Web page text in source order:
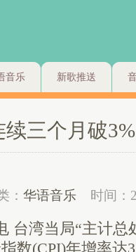
音乐 新歌推送
三个月破
： 华语音乐 时间：
湾当局“主计总
数(CPI)年增率达